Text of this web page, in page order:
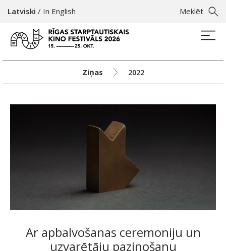
Meklēt
Latviski / In English
Ziņas 2022
Ar apbalvošanas ceremoniju un
uzvarētāju paziņošanu